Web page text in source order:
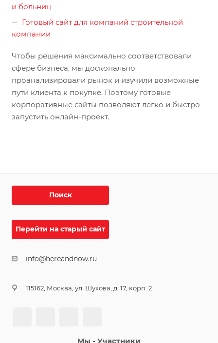
и больниц
Готовый сайт для компаний строительной
компании
Чтобы решения максимально соответствовали
сфере бизнеса, мы досконально
проанализировали рынок и изучили возможные
пути клиента к покупке. Поэтому готовые
корпоративные сайты позволяют легко и быстро
запустить онлайн-проект.
Поиск
Перейти на старый сайт
info@hereandnow.ru
115162, Москва, ул. Шухова, д. 17, корп. 2
Мы - Участники